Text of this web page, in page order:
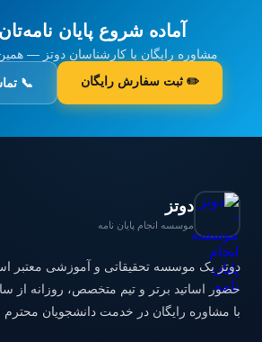
آماده شروع پایان
مشاوره رایگان با کارشناسان دوتز —
✏️ ثبت سفارش رایگان 📞
دوتز
موسسه انجام پایان نامه
با مشاوره رایگان در خدمت دانشجویان محترم